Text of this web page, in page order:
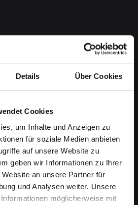
Details Über Cookies
Cookies
um Inhalte und Anzeigen zu
für soziale Medien anbieten
auf unsere Website zu
geben wir Informationen zu Ihrer
an unsere Partner für
und Analysen weiter. Unsere
möglicherweise mit